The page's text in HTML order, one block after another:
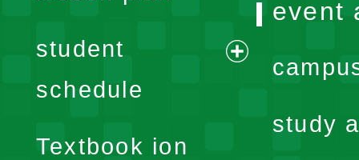
student
schedule
expand
menu
Textbook ion
event
study